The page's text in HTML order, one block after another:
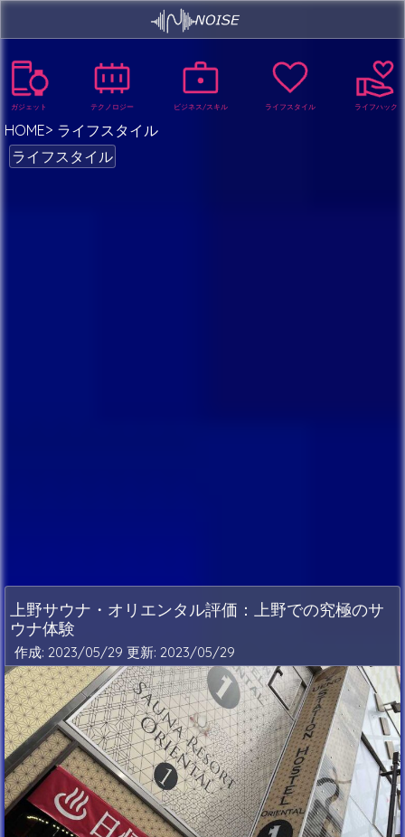
ガジェット テクノロジー ビジネス/スキル ライフスタイル ライフハック
HOME
ライフスタイル
ライフスタイル
上野サウナ・オリエンタル評価：上野での究極のサ
ウナ体験
作成: 2023/05/29 更新: 2023/05/29